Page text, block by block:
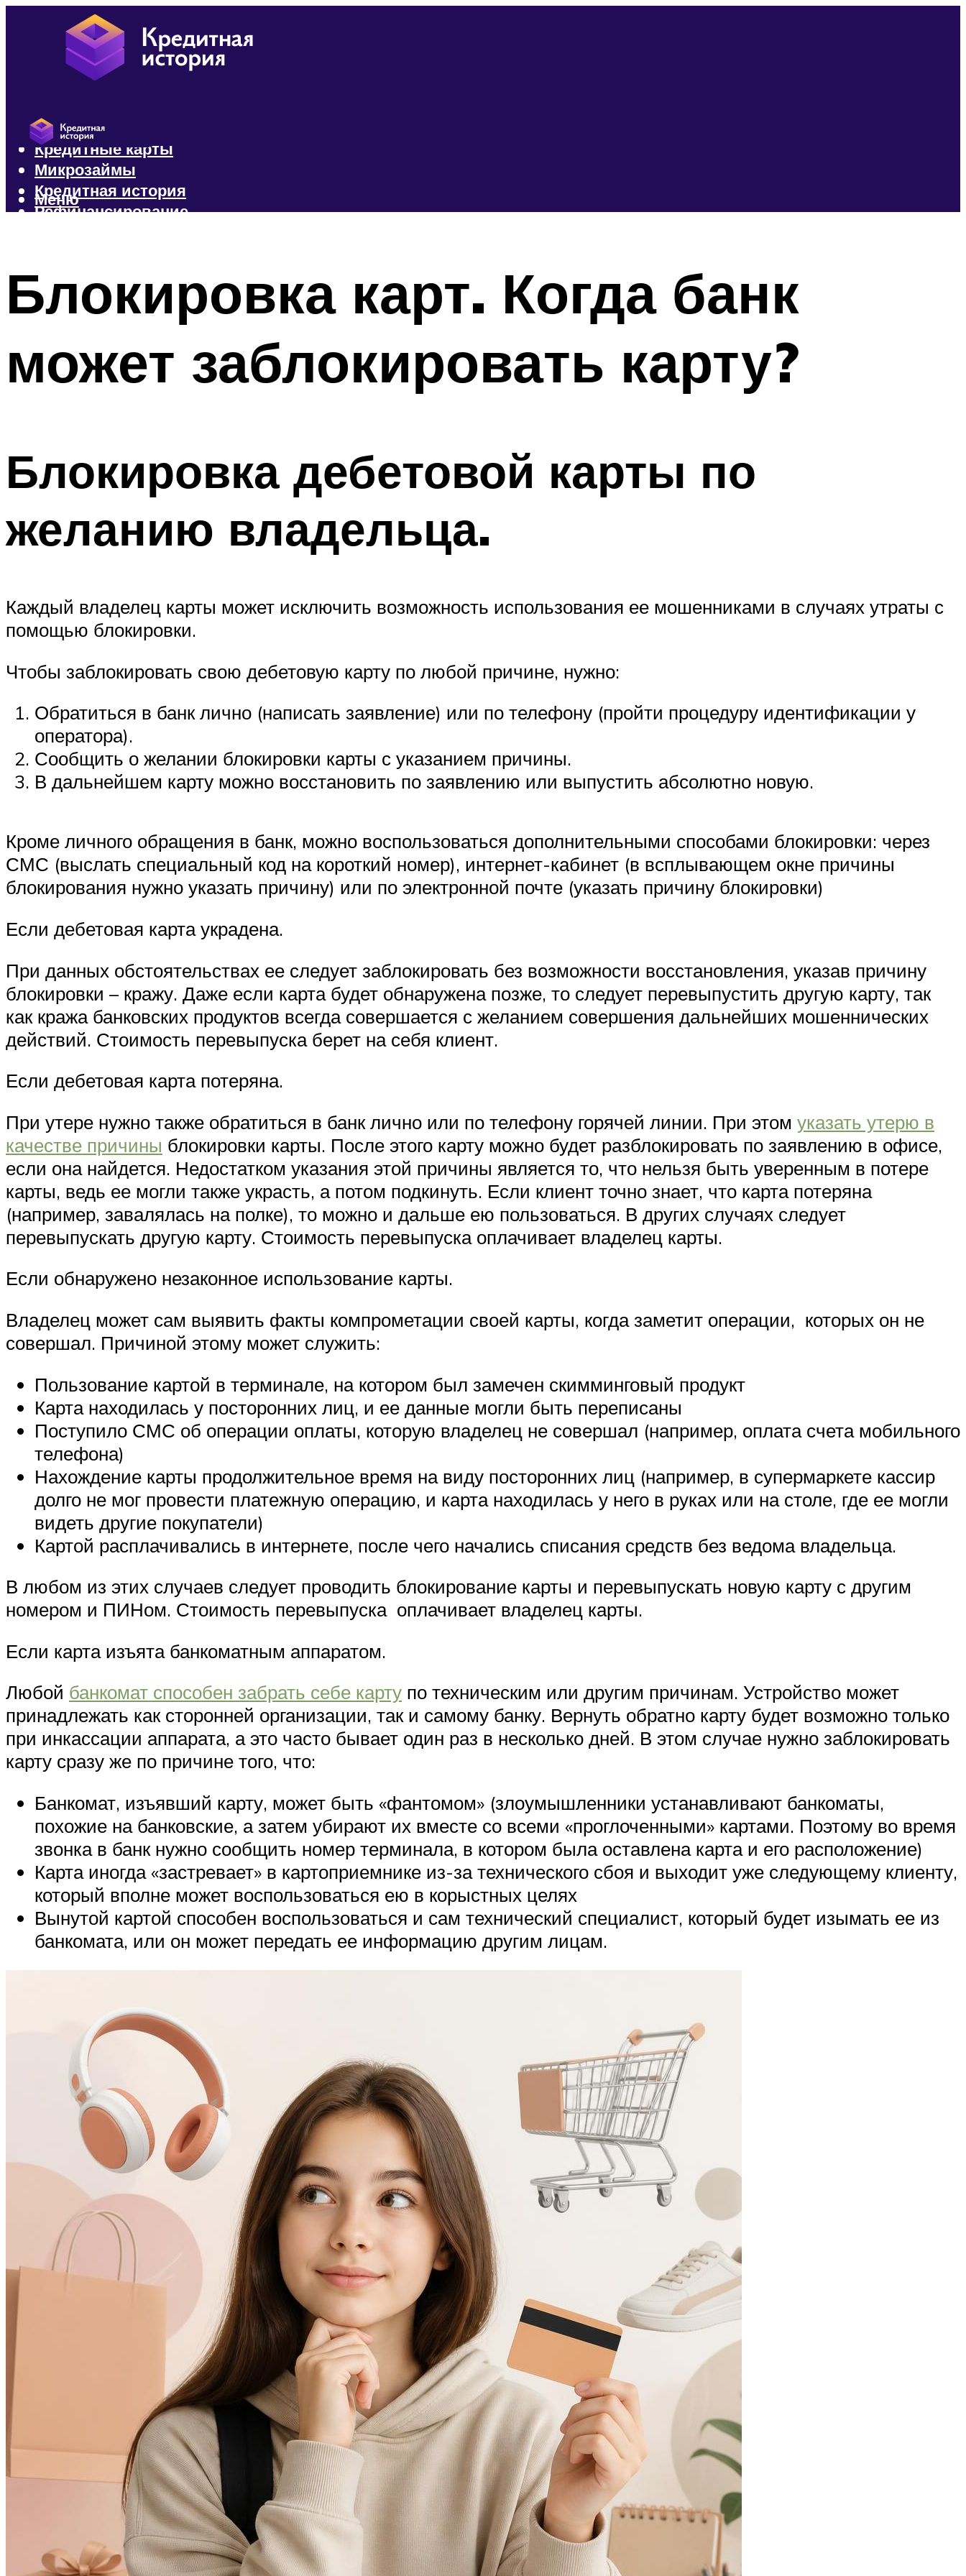
Кредиты
Кредитные карты
Микрозаймы
Кредитная история
Рефинансирование
Меню
Блокировка карт. Когда банк
может заблокировать карту?
Блокировка дебетовой карты по
желанию владельца.
Каждый владелец карты может исключить возможность использования ее мошенниками в случаях утраты с
помощью блокировки.
Чтобы заблокировать свою дебетовую карту по любой причине, нужно:
Обратиться в банк лично (написать заявление) или по телефону (пройти процедуру идентификации у
оператора).
Сообщить о желании блокировки карты с указанием причины.
В дальнейшем карту можно восстановить по заявлению или выпустить абсолютно новую.
Кроме личного обращения в банк, можно воспользоваться дополнительными способами блокировки: через
СМС (выслать специальный код на короткий номер), интернет-кабинет (в всплывающем окне причины
блокирования нужно указать причину) или по электронной почте (указать причину блокировки)
Если дебетовая карта украдена.
При данных обстоятельствах ее следует заблокировать без возможности восстановления, указав причину
блокировки – кражу. Даже если карта будет обнаружена позже, то следует перевыпустить другую карту, так
как кража банковских продуктов всегда совершается с желанием совершения дальнейших мошеннических
действий. Стоимость перевыпуска берет на себя клиент.
Если дебетовая карта потеряна.
При утере нужно также обратиться в банк лично или по телефону горячей линии. При этом указать утерю в
качестве причины блокировки карты. После этого карту можно будет разблокировать по заявлению в офисе,
если она найдется. Недостатком указания этой причины является то, что нельзя быть уверенным в потере
карты, ведь ее могли также украсть, а потом подкинуть. Если клиент точно знает, что карта потеряна
(например, завалялась на полке), то можно и дальше ею пользоваться. В других случаях следует
перевыпускать другую карту. Стоимость перевыпуска оплачивает владелец карты.
Если обнаружено незаконное использование карты.
Владелец может сам выявить факты компрометации своей карты, когда заметит операции, которых он не
совершал. Причиной этому может служить:
Пользование картой в терминале, на котором был замечен скимминговый продукт
Карта находилась у посторонних лиц, и ее данные могли быть переписаны
Поступило СМС об операции оплаты, которую владелец не совершал (например, оплата счета мобильного
телефона)
Нахождение карты продолжительное время на виду посторонних лиц (например, в супермаркете кассир
долго не мог провести платежную операцию, и карта находилась у него в руках или на столе, где ее могли
видеть другие покупатели)
Картой расплачивались в интернете, после чего начались списания средств без ведома владельца.
В любом из этих случаев следует проводить блокирование карты и перевыпускать новую карту с другим
номером и ПИНом. Стоимость перевыпуска оплачивает владелец карты.
Если карта изъята банкоматным аппаратом.
Любой банкомат способен забрать себе карту по техническим или другим причинам. Устройство может
принадлежать как сторонней организации, так и самому банку. Вернуть обратно карту будет возможно только
при инкассации аппарата, а это часто бывает один раз в несколько дней. В этом случае нужно заблокировать
карту сразу же по причине того, что:
Банкомат, изъявший карту, может быть «фантомом» (злоумышленники устанавливают банкоматы,
похожие на банковские, а затем убирают их вместе со всеми «проглоченными» картами. Поэтому во время
звонка в банк нужно сообщить номер терминала, в котором была оставлена карта и его расположение)
Карта иногда «застревает» в картоприемнике из-за технического сбоя и выходит уже следующему клиенту,
который вполне может воспользоваться ею в корыстных целях
Вынутой картой способен воспользоваться и сам технический специалист, который будет изымать ее из
банкомата, или он может передать ее информацию другим лицам.